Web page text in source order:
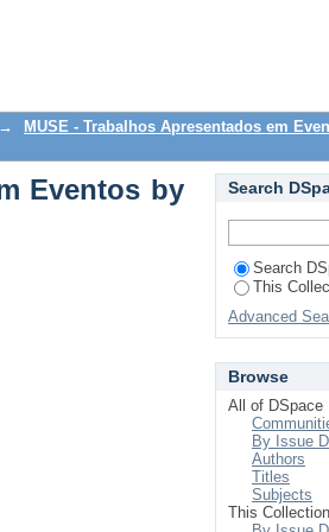
Eventos by Subject
→ MUSE - Trabalhos Apresentados em
Eventos by
Search
Search
This
Advanced
Browse
All of DSpace
By Issue
Authors
Titles
Subjects
This Collection